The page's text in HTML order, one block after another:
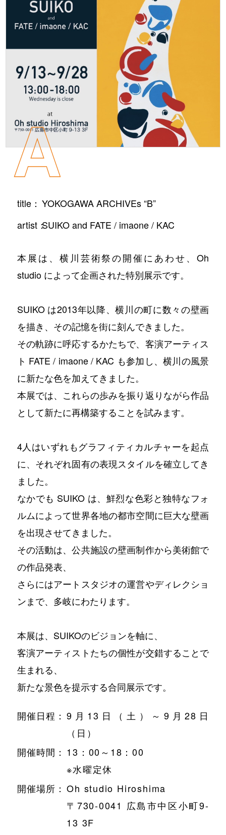
A
title： YOKOGAWA ARCHIVEs “B”
artist：SUIKO and FATE / imaone / KAC
本展は、横川芸術祭の開催にあわせ、Oh
studio によって企画された特別展示です。
SUIKO は2013年以降、横川の町に数々の壁画
を描き、その記憶を街に刻んできました。
その軌跡に呼応するかたちで、客演アーティス
ト FATE / imaone / KAC も参加し、横川の風景
に新たな色を加えてきました。
本展では、これらの歩みを振り返りながら作品
として新たに再構築することを試みます。
4人はいずれもグラフィティカルチャーを起点
に、それぞれ固有の表現スタイルを確立してき
ました。
なかでも SUIKO は、鮮烈な色彩と独特なフォ
ルムによって世界各地の都市空間に巨大な壁画
を出現させてきました。
その活動は、公共施設の壁画制作から美術館で
の作品発表、
さらにはアートスタジオの運営やディレクショ
ンまで、多岐にわたります。
本展は、SUIKOのビジョンを軸に、
客演アーティストたちの個性が交錯することで
生まれる、
新たな景色を提示する合同展示です。
開催日程： 9月13日（土）～9月28日
（日）
開催時間： 13：00～18：00
※水曜定休
開催場所： Oh studio Hiroshima
〒730-0041 広島市中区小町9-
13 3F